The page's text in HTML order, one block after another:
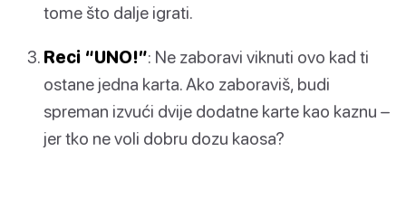
tome što dalje igrati.
Reci “UNO!”: Ne zaboravi viknuti ovo kad ti
ostane jedna karta. Ako zaboraviš, budi
spreman izvući dvije dodatne karte kao kaznu –
jer tko ne voli dobru dozu kaosa?